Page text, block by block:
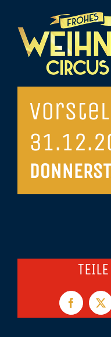
Inhalt
springen
Facebook
X